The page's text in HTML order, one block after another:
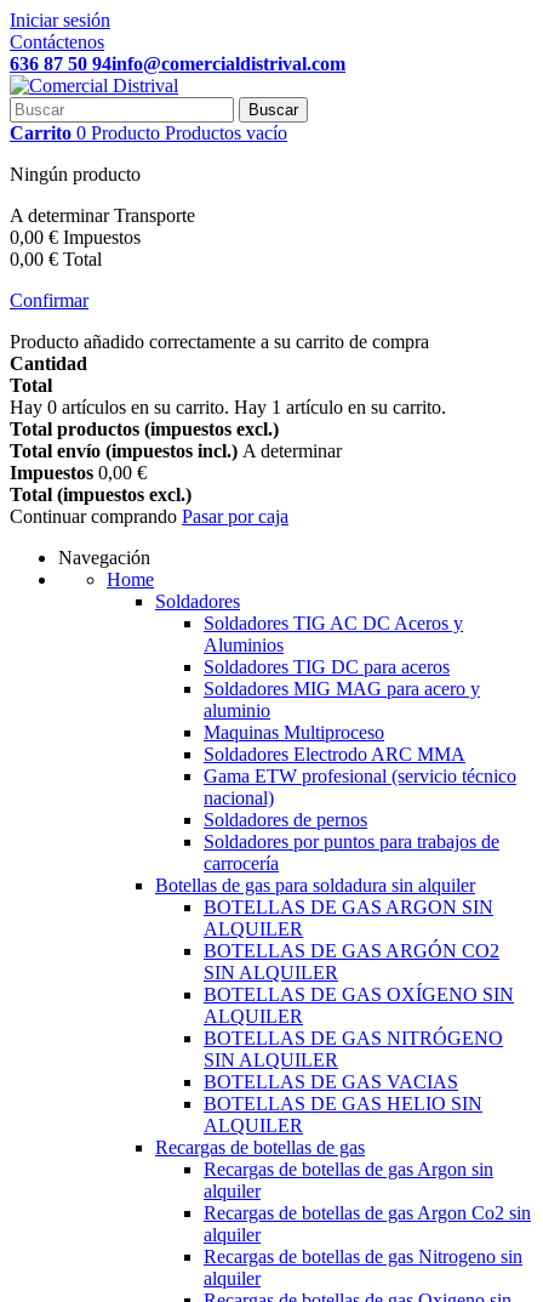
Iniciar sesión
Contáctenos
636 87 50 94info@comercialdistrival.com
Buscar
Carrito 0 Producto Productos vacío
Ningún producto
A determinarTransporte
0,00 € Impuestos
0,00 € Total
Confirmar
Producto añadido correctamente a su carrito de compra
Cantidad
Total
Hay 0 artículos en su carrito. Hay 1 artículo en su carrito.
Total productos (impuestos excl.)
Total envío (impuestos incl.) A determinar
Impuestos 0,00 €
Total (impuestos excl.)
Continuar comprando Pasar por caja
Navegación
Home
Soldadores
Soldadores TIG AC DC Aceros y
Aluminios
Soldadores TIG DC para aceros
Soldadores MIG MAG para acero y
aluminio
Maquinas Multiproceso
Soldadores Electrodo ARC MMA
Gama ETW profesional (servicio técnico
nacional)
Soldadores de pernos
Soldadores por puntos para trabajos de
carrocería
Botellas de gas para soldadura sin alquiler
BOTELLAS DE GAS ARGON SIN
ALQUILER
BOTELLAS DE GAS ARGÓN CO2
SIN ALQUILER
BOTELLAS DE GAS OXÍGENO SIN
ALQUILER
BOTELLAS DE GAS NITRÓGENO
SIN ALQUILER
BOTELLAS DE GAS VACIAS
BOTELLAS DE GAS HELIO SIN
ALQUILER
Recargas de botellas de gas
Recargas de botellas de gas Argon sin
alquiler
Recargas de botellas de gas Argon Co2 sin
alquiler
Recargas de botellas de gas Nitrogeno sin
alquiler